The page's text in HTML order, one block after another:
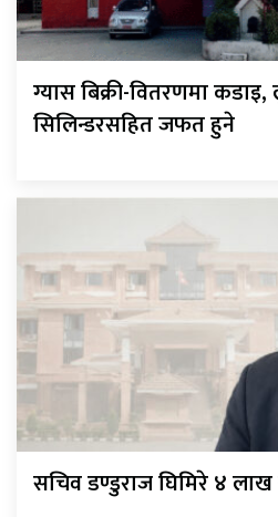
ग्यास बिक्री-वितरणमा कडाइ,
सिलिन्डरसहित जफत हुने
सचिव डण्डुराज घिमिरे ४ लाख